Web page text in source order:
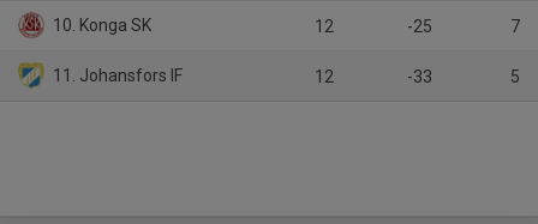
10. Konga SK 12 -25 7
11. Johansfors IF 12 -33 5